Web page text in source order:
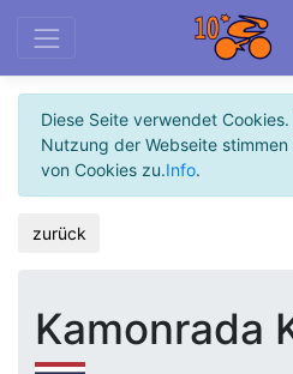
Diese Seite verwendet
Nutzung der Webseite
von Cookies zu.Info.
zurück
Kamonrada